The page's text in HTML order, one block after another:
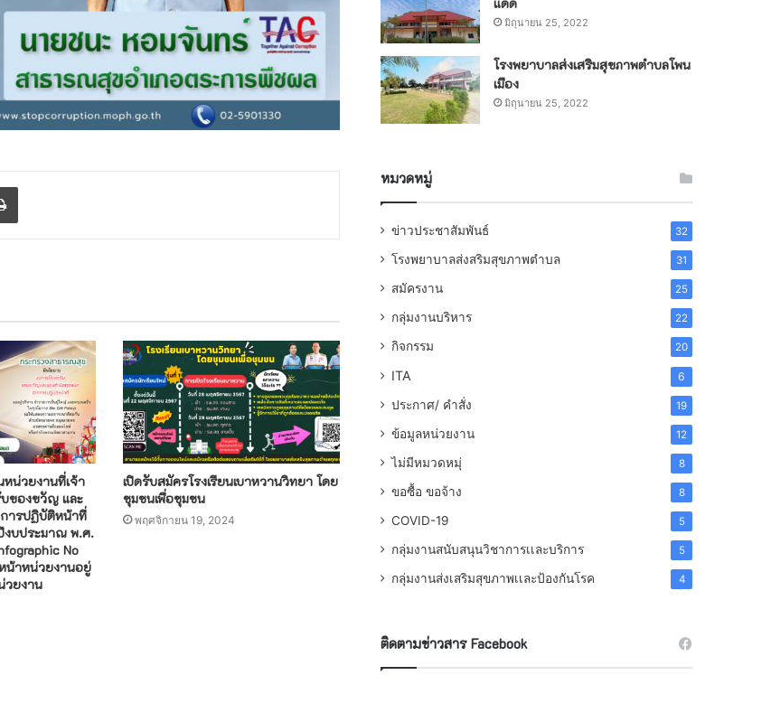
Print
น่วยงานที่เจ้า
ของขวัญ และ
ารปฏิบัติหน้าที่
งบประมาณ พ.ศ.
No
น้าหน่วยงานอยู่
วยงาน
เปิดรับสมัครโรงเรียนเบาหวานวิทยา โดย
ชุมชนเพื่อชุมชน
พฤศจิกายน 19, 2024
มิถุนายน 25, 2022
โรงพยาบาลส่งเสริมสุขภาพตำบลโพน
เมือง
มิถุนายน 25, 2022
หมวดหมู่
ข่าวประชาสัมพันธ์ 32
โรงพยาบาลส่งสริมสุขภาพตำบล 31
สมัครงาน 25
กลุ่มงานบริหาร 22
กิจกรรม 20
ITA 6
ประกาศ/ คำสั่ง 19
ข้อมูลหน่วยงาน 12
ไม่มีหมวดหมุ่ 8
ขอซื้อ ขอจ้าง 8
COVID-19 5
กลุ่มงานสนับสนุนวิชาการเเละบริการ 5
กลุ่มงานส่งเสริมสุขภาพเเละป้องกันโรค 4
ติดตามข่าวสาร Facebook